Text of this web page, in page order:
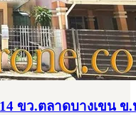
ขว.ตลาดบางเขน ข